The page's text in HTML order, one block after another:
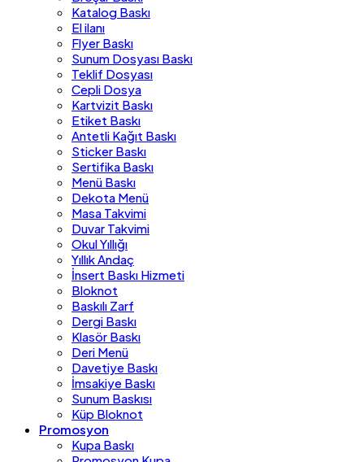
Katalog Baskı
El ilanı
Flyer Baskı
Sunum Dosyası Baskı
Teklif Dosyası
Cepli Dosya
Kartvizit Baskı
Etiket Baskı
Antetli Kağıt Baskı
Sticker Baskı
Sertifika Baskı
Menü Baskı
Dekota Menü
Masa Takvimi
Duvar Takvimi
Okul Yıllığı
Yıllık Andaç
İnsert Baskı Hizmeti
Bloknot
Baskılı Zarf
Dergi Baskı
Klasör Baskı
Deri Menü
Davetiye Baskı
İmsakiye Baskı
Sunum Baskısı
Küp Bloknot
Promosyon
Kupa Baskı